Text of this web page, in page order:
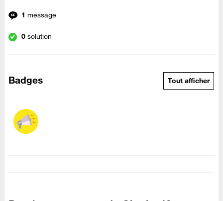
1 message
0 solution
Badges Tout afficher